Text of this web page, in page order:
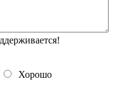
Хорошо